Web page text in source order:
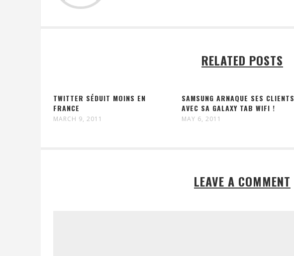
RELATED POSTS
TWITTER SÉDUIT MOINS EN
FRANCE
MARCH 9, 2011
SAMSUNG ARNAQUE SES CLIENTS
AVEC SA GALAXY TAB WIFI !
MAY 6, 2011
LEAVE A COMMENT